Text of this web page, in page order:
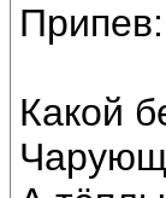
Припев:
Какой